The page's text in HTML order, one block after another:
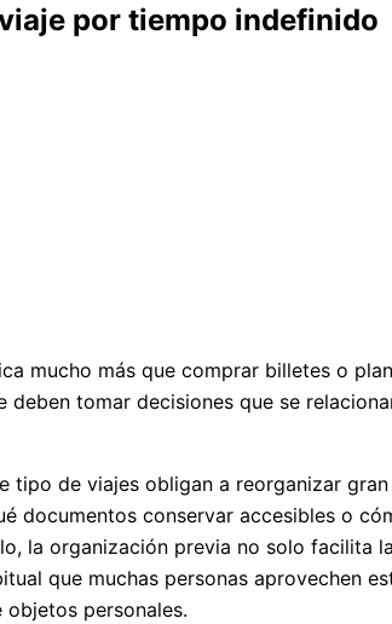
por tiempo indefinido
mucho más que comprar billetes o
tomar decisiones que se
tipo de viajes obligan a reorganizar
documentos conservar accesibles o
la organización previa no solo facilita
que muchas personas aprovechen
personales.